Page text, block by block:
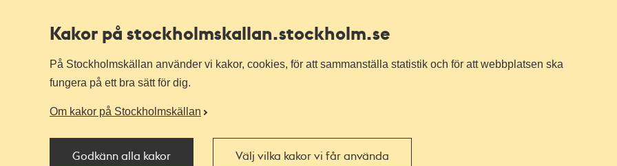
Kakor på stockholmskallan.stockholm.se
På Stockholmskällan använder vi kakor, cookies, för att sammanställa statistik och för att webbplatsen ska
fungera på ett bra sätt för dig.
Om kakor på Stockholmskällan
Godkänn alla kakor Välj vilka kakor vi får använda